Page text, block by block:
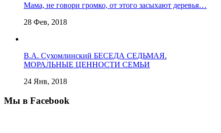
Мама, не говори громко, от этого засыхают деревья…
28 Фев, 2018
В.А. Сухомлинский БЕСЕДА СЕДЬМАЯ.
МОРАЛЬНЫЕ ЦЕННОСТИ СЕМЬИ
24 Янв, 2018
Мы в Facebook